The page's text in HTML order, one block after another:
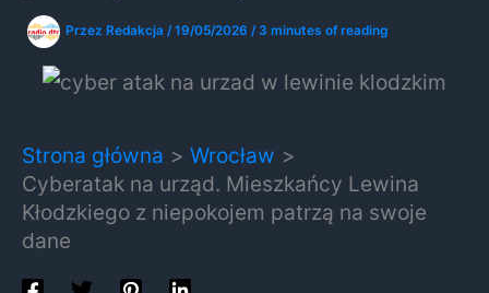
Przez Redakcja /19/05/2026 / 3 minutes of reading
Strona główna
Wrocław
Cyberatak na urząd. Mieszkańcy Lewina
Kłodzkiego z niepokojem patrzą na swoje
dane